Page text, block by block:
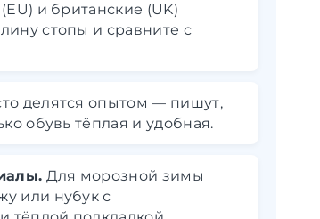
и британские (UK)
стопы и сравните с
делятся опытом — пишут,
обувь тёплая и удобная.
Для морозной зимы
или нубук с